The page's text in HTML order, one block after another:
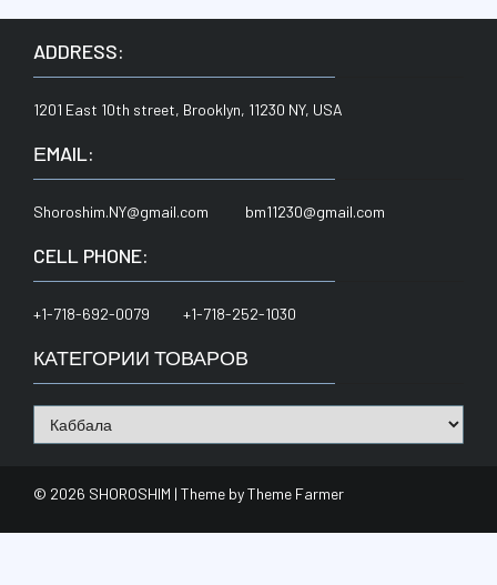
ADDRESS:
1201 East 10th street, Brooklyn, 11230 NY, USA
ЕMAIL:
Shoroshim.NY@gmail.com bm11230@gmail.com
CELL PHONE:
+1-718-692-0079 +1-718-252-1030
КАТЕГОРИИ ТОВАРОВ
© 2026 SHOROSHIM | Theme byTheme Farmer